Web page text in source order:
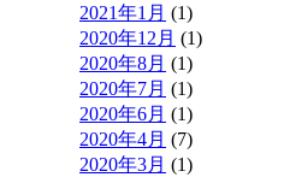
2021年1月 (1)
2020年12月 (1)
2020年8月 (1)
2020年7月 (1)
2020年6月 (1)
2020年4月 (7)
2020年3月 (1)